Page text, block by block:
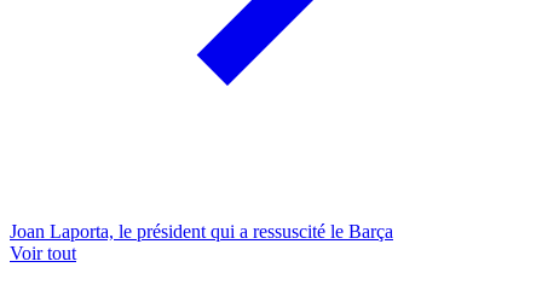
Joan Laporta, le président qui a ressuscité le Barça
Voir tout